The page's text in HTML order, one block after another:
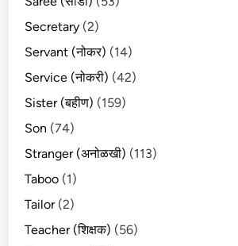
Secretary (2)
Servant (नोकर) (14)
Service (नोकरी) (42)
Sister (बहीण) (159)
Son (74)
Stranger (अनोळखी) (113)
Taboo (1)
Tailor(2)
Teacher (शिक्षक) (56)